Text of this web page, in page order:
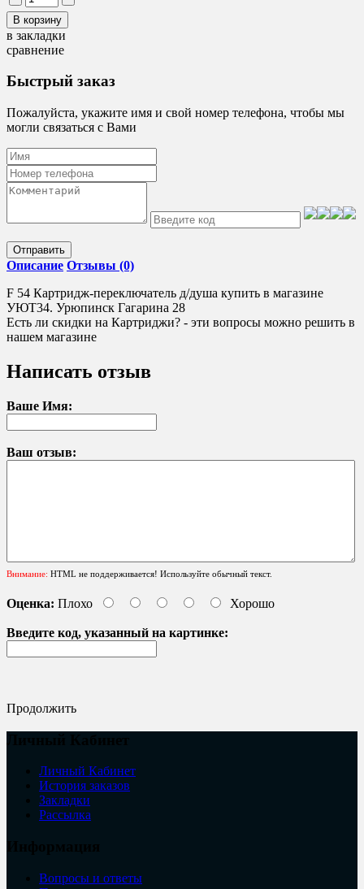
в закладки
сравнение
Быстрый заказ
Пожалуйста, укажите имя и свой номер телефона, чтобы мы
могли связаться с Вами
Отправить
Описание Отзывы (0)
F 54 Картридж-переключатель д/душа купить в магазине
УЮТ34. Урюпинск Гагарина 28
Есть ли скидки на Картриджи? - эти вопросы можно решить в
нашем магазине
Написать отзыв
Ваше Имя:
Ваш отзыв:
Внимание: HTML не поддерживается! Используйте обычный текст.
Оценка: Плохо Хорошо
Введите код, указанный на картинке:
Продолжить
Личный Кабинет
История заказов
Закладки
Рассылка
Вопросы и ответы